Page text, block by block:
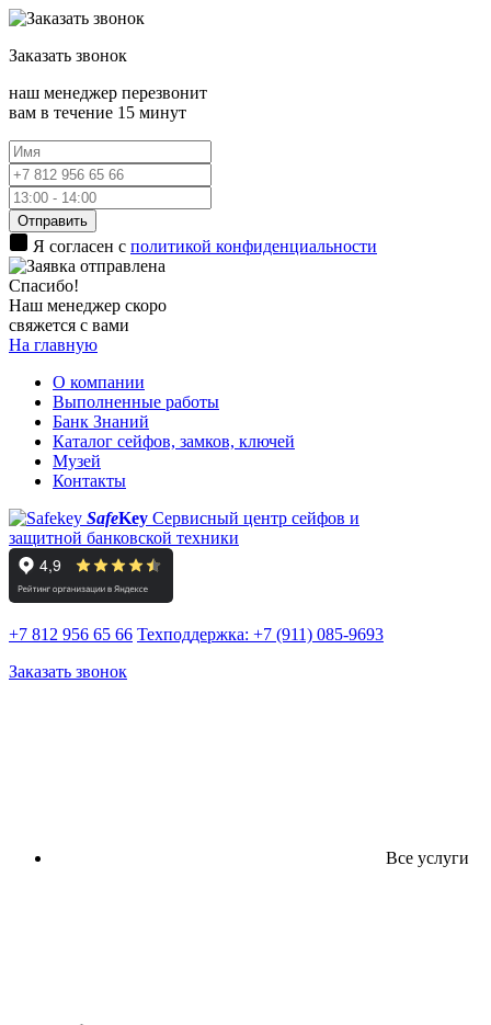
Заказать звонок
наш менеджер перезвонит
вам в течение 15 минут
Отправить
Я согласен с политикой конфиденциальности
Спасибо!
Наш менеджер скоро
свяжется с вами
На главную
О компании
Выполненные работы
Банк Знаний
Каталог сейфов, замков, ключей
Музей
Контакты
SafeKey Сервисный центр сейфов и
защитной банковской техники
+7 812 956 65 66 Техподдержка: +7 (911) 085-9693
Заказать звонок
Все услуги